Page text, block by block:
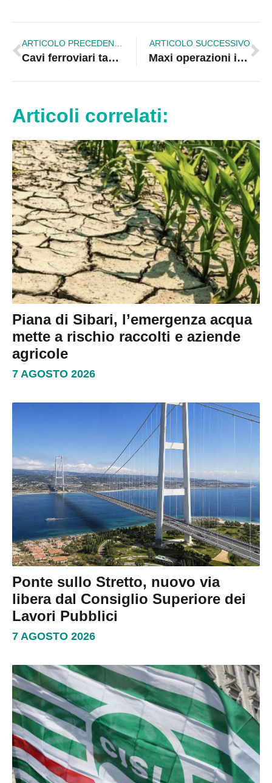
Cavi ferroviari tagliati, treni fermi su quattro linee della Calabria
ARTICOLO SUCCESSIVO
Maxi operazioni in Calabria: 113 chili di cocaina sequestrati a Gioia Tauro, beni confiscati a un imprenditore a Crotone |VIDEO
Articoli correlati:
Piana di Sibari, l’emergenza acqua
mette a rischio raccolti e aziende
agricole
7 AGOSTO 2026
Ponte sullo Stretto, nuovo via
libera dal Consiglio Superiore dei
Lavori Pubblici
7 AGOSTO 2026